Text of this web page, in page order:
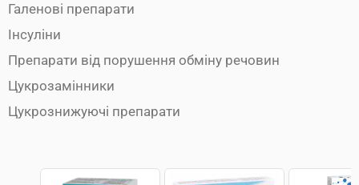
Галенові препарати
Інсуліни
Препарати від порушення обміну речовин
Цукрозамінники
Цукрознижуючі препарати